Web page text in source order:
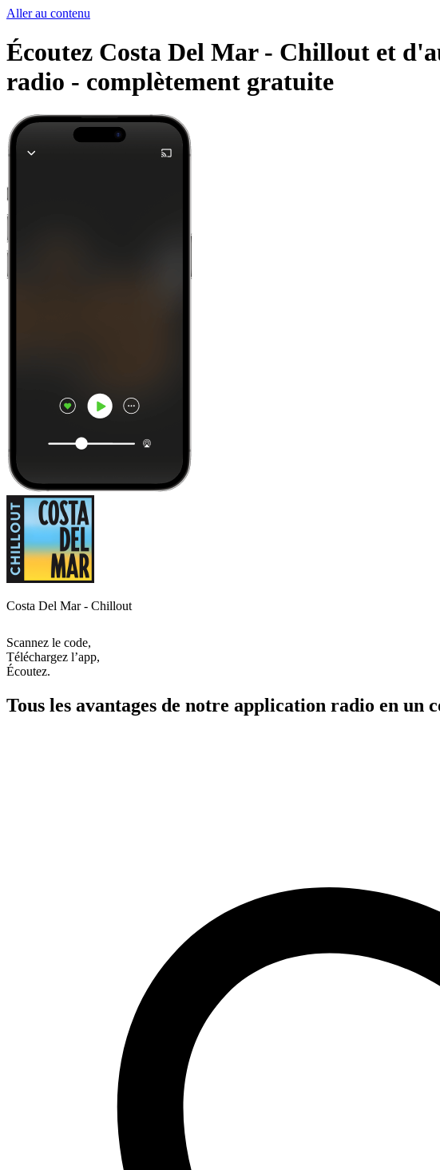
Aller au contenu
Écoutez Costa Del Mar - Chillout et
radio - complètement gratuite
Costa Del Mar - Chillout
Scannez le code,
Téléchargez l’app,
Écoutez.
Tous les avantages de notre application radio en un